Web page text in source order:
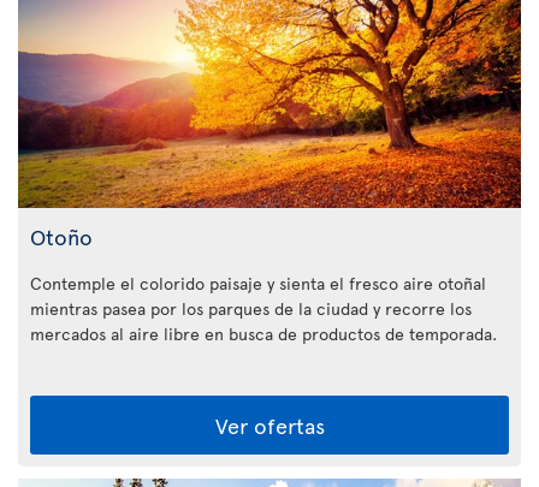
Otoño
Contemple el colorido paisaje y sienta el fresco aire otoñal
mientras pasea por los parques de la ciudad y recorre los
mercados al aire libre en busca de productos de temporada.
Ver ofertas